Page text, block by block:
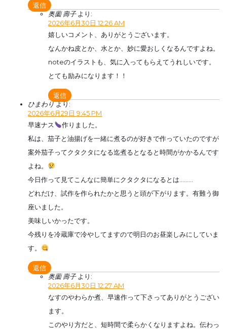
返信
奥薗 壽子 より:
2026年6月30日 12:26 AM
嬉しいコメント、ありがとうございます。
なんかね皮とか、水とか、妙に愛おしくなるんですよね。
noteのイラストも、気に入ってもらえてうれしいです。
とても励みになります！！
返信
ひまわりより:
2026年6月29日 9:45 PM
早速ナス
作りました。
私は、茄子と油揚げを一緒に煮るのが好きで作っていたのですが
案外茄子ってクタクタになる迄煮るとなると時間がかかるんです
よね。
今日作って見てこんなに簡単にクタクタになるとは………
どれだけ、試作を作られたかと思うと頭が下がります。有難う御
座いました。
美味しいかったです。
今残りを冷蔵庫で冷やしてますので明日のお昼楽しみにしていま
す。
返信
奥薗 壽子 より:
2026年6月30日 12:27 AM
なすのやわらか煮、早速作って下さってありがとうござい
ます。
このやり方だと、短時間で柔らかくなりますよね。伝わっ